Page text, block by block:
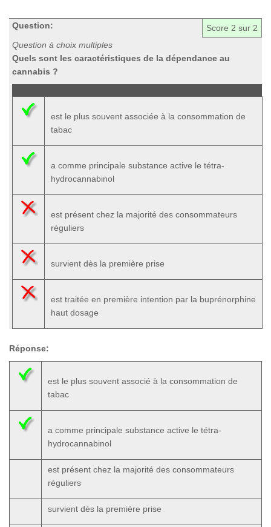
Score 2 sur 2
Question:
Question à choix multiples
Quels sont les caractéristiques de la dépendance au
cannabis ?
est le plus souvent associée à la consommation de
tabac
a comme principale substance active le tétra-
hydrocannabinol
est présent chez la majorité des consommateurs
réguliers
survient dès la première prise
est traitée en première intention par la buprénorphine
haut dosage
Réponse:
est le plus souvent associé à la consommation de
tabac
a comme principale substance active le tétra-
hydrocannabinol
est présent chez la majorité des consommateurs
réguliers
survient dès la première prise